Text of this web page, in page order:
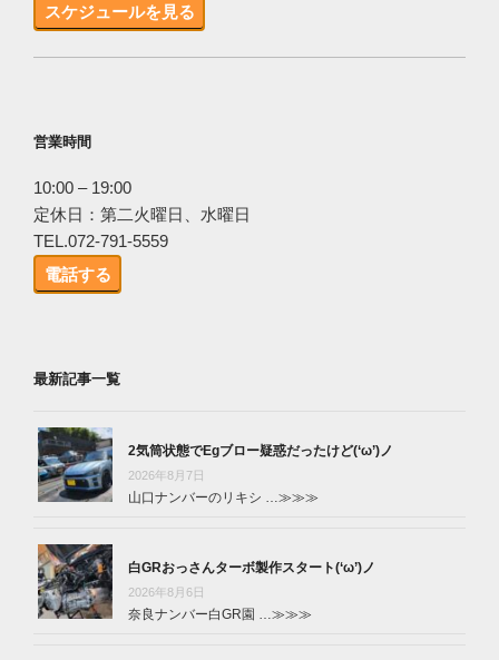
スケジュールを見る
営業時間
10:00 – 19:00
定休日：第二火曜日、水曜日
TEL.072-791-5559
電話する
最新記事一覧
2気筒状態でEgブロー疑惑だったけど(‘ω’)ノ
2026年8月7日
山口ナンバーのリキシ …≫≫≫
白GRおっさんターボ製作スタート(‘ω’)ノ
2026年8月6日
奈良ナンバー白GR園 …≫≫≫